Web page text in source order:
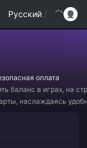
Русский /
оплата
баланс в играх, на
наслаждаясь